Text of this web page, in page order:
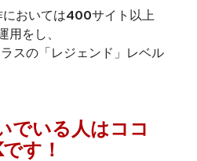
においては400サイト以上
をし、
スの「レジェンド」レベル
でいる人はココ
す！